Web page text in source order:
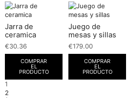
Jarra de
ceramica
€30.36
COMPRAR
EL
PRODUCTO
Juego de
mesas y sillas
€179.00
COMPRAR
EL
PRODUCTO
1
2